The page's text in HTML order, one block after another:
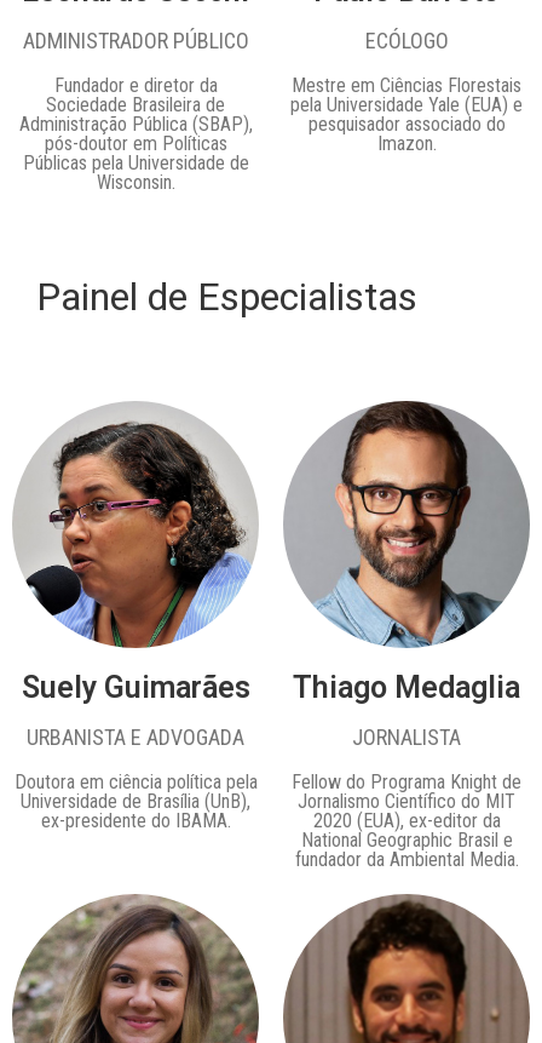
ADMINISTRADOR PÚBLICO
Fundador e diretor da
Sociedade Brasileira de
Administração Pública (SBAP),
pós-doutor em Políticas
Públicas pela Universidade de
Wisconsin.
ECÓLOGO
Mestre em Ciências Florestais
pela Universidade Yale (EUA) e
pesquisador associado do
Imazon.
Painel de Especialistas
Suely Guimarães
URBANISTA E ADVOGADA
Doutora em ciência política pela
Universidade de Brasília (UnB),
ex-presidente do IBAMA.
Thiago Medaglia
JORNALISTA
Fellow do Programa Knight de
Jornalismo Científico do MIT
2020 (EUA), ex-editor da
National Geographic Brasil e
fundador da Ambiental Media.